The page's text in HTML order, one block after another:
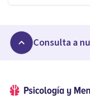
Consulta a